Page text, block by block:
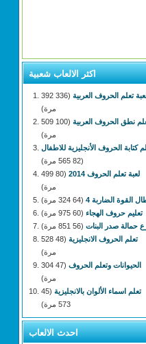
اكثر الالعاب شعبية
تعلم الحروف العربية
(336 392
مرة)
نطق الحروف العربية
(100 509
مرة)
كتابة الحروف الأنجليزية للاطفال
(82 565 مرة)
لعبة تعلم الحروف 2014
(80 499
مرة)
القوة الضاربة 4
(64 324 مرة)
تعليم حروف الهجاء (60 975 مرة)
حمالة صدر البنات (56 851 مرة)
تعلم الحروف الانجليزية
(48 528
مرة)
الحيوانات وتعلم الحروف
(47 304
مرة)
تعلم اسماء الألوان بالانجليزية (45
573 مرة)
احدث الالعاب